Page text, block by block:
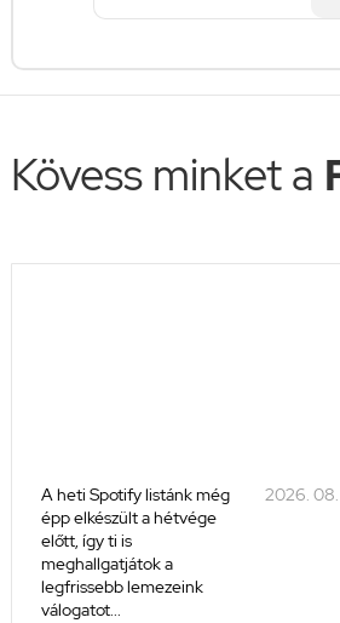
Kövess minket a
A heti Spotify listánk még
épp elkészült a hétvége
előtt, így ti is
meghallgatjátok a
legfrissebb lemezeink
válogatot...
2026. 08.